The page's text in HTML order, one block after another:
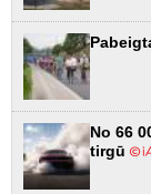
No 66
tirgū